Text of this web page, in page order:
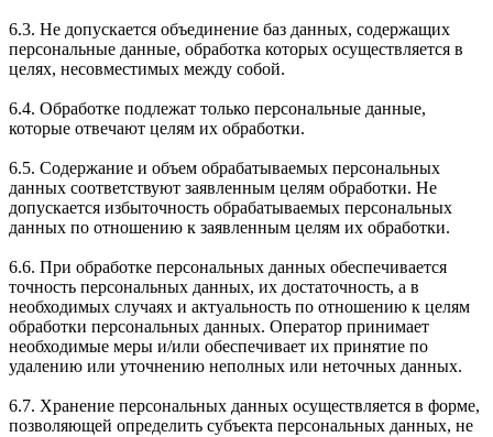
6.3. Не допускается объединение баз данных, содержащих
персональные данные, обработка которых осуществляется в
целях, несовместимых между собой.
6.4. Обработке подлежат только персональные данные,
которые отвечают целям их обработки.
6.5. Содержание и объем обрабатываемых персональных
данных соответствуют заявленным целям обработки. Не
допускается избыточность обрабатываемых персональных
данных по отношению к заявленным целям их обработки.
6.6. При обработке персональных данных обеспечивается
точность персональных данных, их достаточность, а в
необходимых случаях и актуальность по отношению к целям
обработки персональных данных. Оператор принимает
необходимые меры и/или обеспечивает их принятие по
удалению или уточнению неполных или неточных данных.
6.7. Хранение персональных данных осуществляется в форме,
позволяющей определить субъекта персональных данных, не